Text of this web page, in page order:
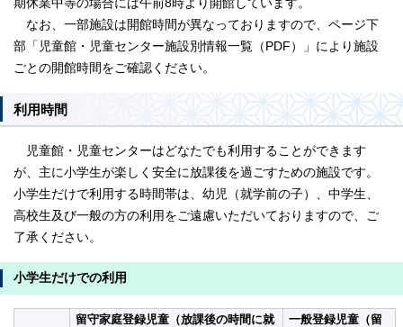
期休業中等の場合には午前8時より開館しています。
なお、一部施設は開館時間が異なっておりますので、ページ下
部「児童館・児童センター施設別情報一覧（PDF）」により施設
ごとの開館時間をご確認ください。
利用時間
児童館・児童センターはどなたでも利用することができます
が、主に小学生が楽しく安全に放課後を過ごすための施設です。
小学生だけで利用する時間帯は、幼児（就学前の子）、中学生、
高校生及び一般の方の利用をご遠慮いただいておりますので、ご
了承ください。
小学生だけでの利用
留守家庭登録児童（放課後の時間に就
一般登録児童（留